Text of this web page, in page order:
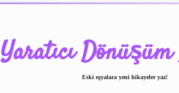
Yaratıcı
Eski eşyalara yeni hikayeler yaz!